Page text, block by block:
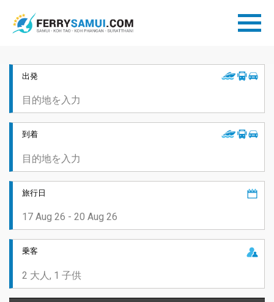
出発
到着
旅行日
乗客